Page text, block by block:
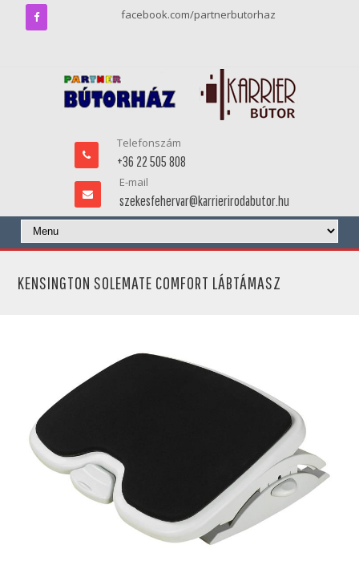
facebook.com/partnerbutorhaz
Telefonszám
+36 22 505 808
E-mail
szekesfehervar@karrierirodabutor.hu
KENSINGTON SOLEMATE COMFORT LÁBTÁMASZ